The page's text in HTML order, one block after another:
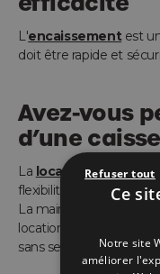
L'encaissementest
doit être rapide et
Avez-vous
d’une
La location d’une
flexibilité et préserve
La maintenance est
location permet
sans se soucier de leur
Ce
Notre site
améliorer
Refuser tout